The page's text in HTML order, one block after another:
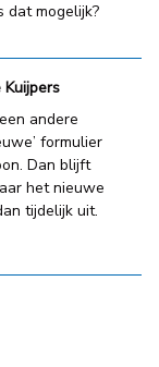
dat mogelijk?
Kuijpers
andere
formulier
Dan blijft
het nieuwe
tijdelijk uit.